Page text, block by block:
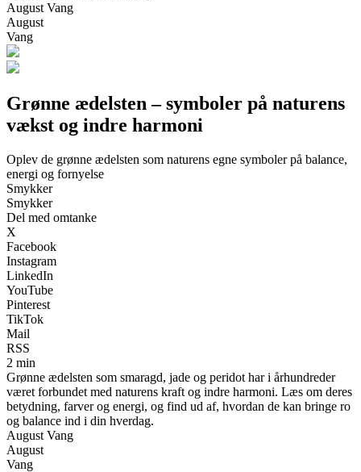
August Vang
August
Vang
Grønne ædelsten – symboler på naturens
vækst og indre harmoni
Oplev de grønne ædelsten som naturens egne symboler på balance,
energi og fornyelse
Smykker
Smykker
Del med omtanke
X
Facebook
Instagram
LinkedIn
YouTube
Pinterest
TikTok
Mail
RSS
2 min
Grønne ædelsten som smaragd, jade og peridot har i århundreder
været forbundet med naturens kraft og indre harmoni. Læs om deres
betydning, farver og energi, og find ud af, hvordan de kan bringe ro
og balance ind i din hverdag.
August Vang
August
Vang